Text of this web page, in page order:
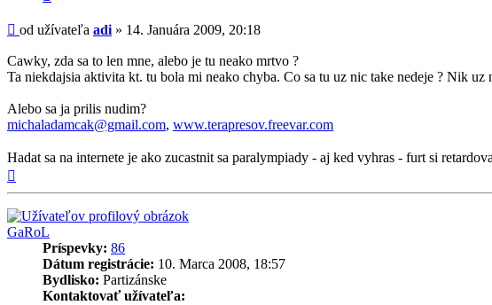
Príspevok
od užívateľa adi » 14. Januára 2009, 20:18
Cawky, zda sa to len mne, alebo je tu neako mrtvo ?
Ta niekdajsia aktivita kt. tu bola mi neako chyba. Co sa tu uz nic take nedeje ? Nik uz
Alebo sa ja prilis nudim?
michaladamcak@gmail.com, www.terapresov.freevar.com
Hadat sa na internete je ako zucastnit sa paralympiady - aj ked vyhras - furt si
GaRoL
Príspevky: 86
Dátum registrácie: 10. Marca 2008, 18:57
Bydlisko: Partizánske
Kontaktovať užívateľa: